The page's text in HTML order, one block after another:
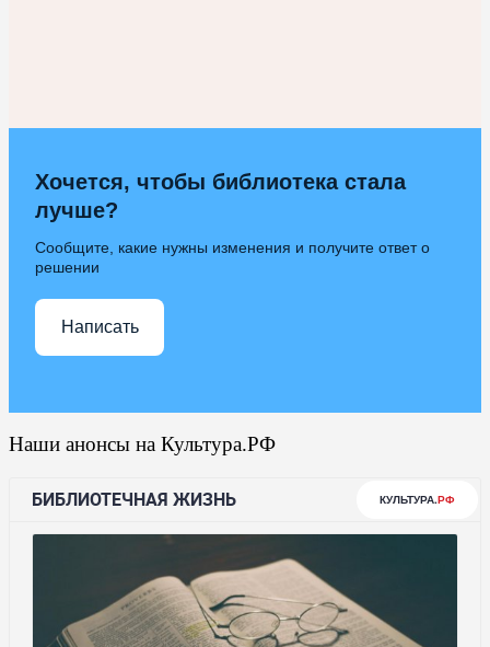
Хочется, чтобы библиотека стала
лучше?
Сообщите, какие нужны изменения и получите ответ о
решении
Написать
Наши анонсы на Культура.РФ